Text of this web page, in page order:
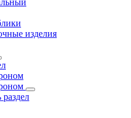
изделия
раздел